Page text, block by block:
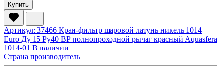
Купить
Артикул: 37466 Кран-фильтр шаровой латунь никель 1014
Euro Ду 15 Ру40 ВР полнопроходной рычаг красный Aquasfera
1014-01 В наличии
Страна производитель